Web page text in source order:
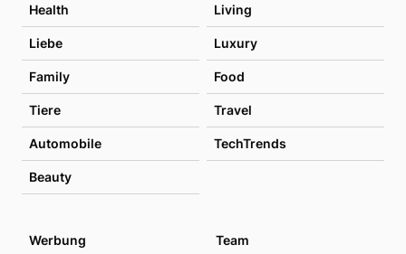
Health Living
Liebe Luxury
Family Food
Tiere Travel
Automobile TechTrends
Beauty
Werbung Team